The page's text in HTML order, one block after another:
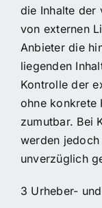
die Inhalte der
von externen
Anbieter die
liegenden
Kontrolle der
ohne konkrete
zumutbar. Bei
werden
unverzüglich
3 Urheber-